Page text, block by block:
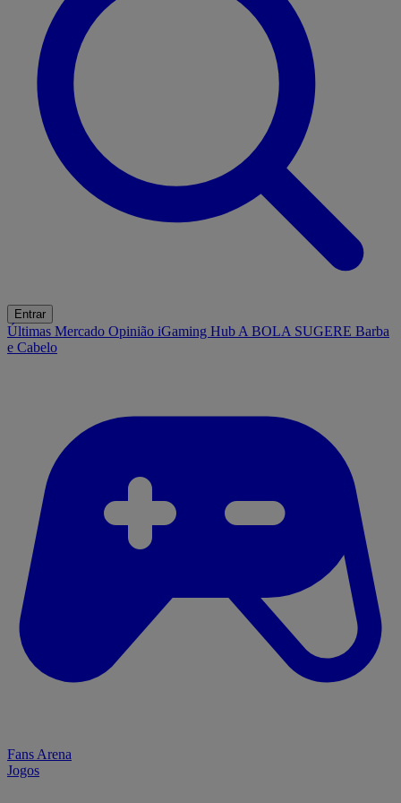
Entrar
Últimas Mercado Opinião iGaming Hub A BOLA SUGERE Barba
e Cabelo
Fans Arena
Jogos